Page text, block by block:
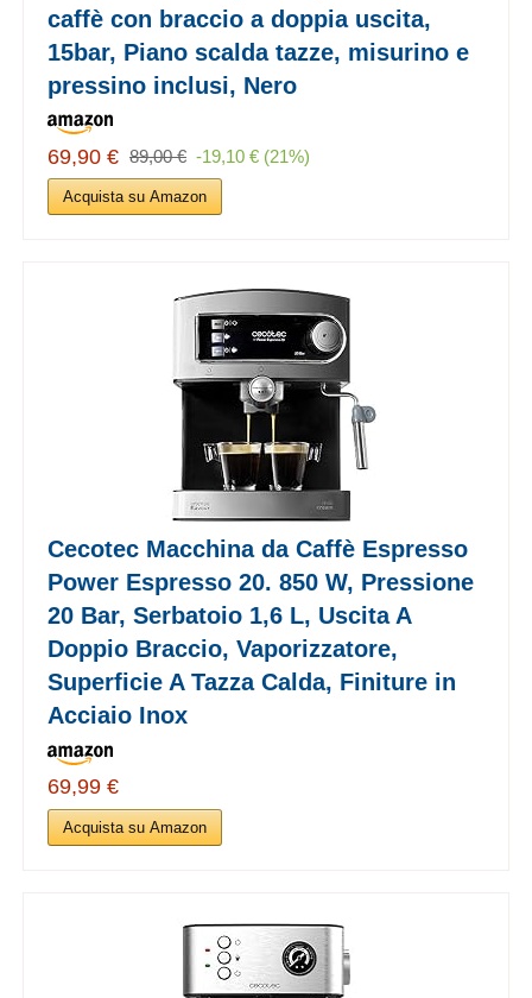
caffè con braccio a doppia uscita,
15bar, Piano scalda tazze, misurino e
pressino inclusi, Nero
69,90 € 89,00 € -19,10 € (21%)
Acquista su Amazon
Cecotec Macchina da Caffè Espresso
Power Espresso 20. 850 W, Pressione
20 Bar, Serbatoio 1,6 L, Uscita A
Doppio Braccio, Vaporizzatore,
Superficie A Tazza Calda, Finiture in
Acciaio Inox
69,99 €
Acquista su Amazon